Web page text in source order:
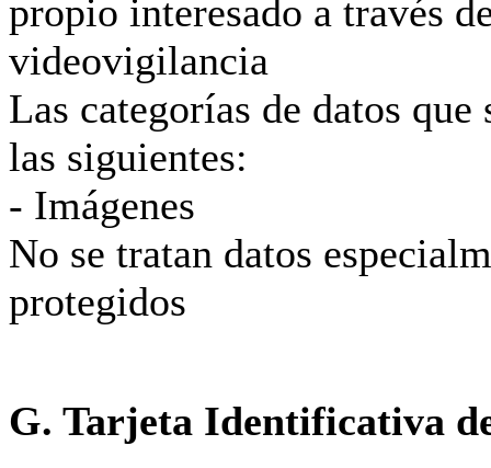
propio interesado a través
videovigilancia
Las categorías de datos que
las siguientes:
- Imágenes
No se tratan datos
protegidos
G. Tarjeta Identificativa